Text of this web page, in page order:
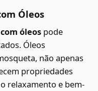
Óleos
óleos pode
Óleos
não apenas
propriedades
relaxamento e bem-